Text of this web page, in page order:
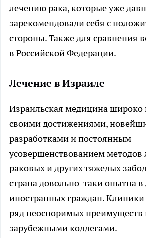
лечению рака, которые уже
зарекомендовали себя с
стороны. Также для сравнения
в Российской Федерации.
Лечение в Израиле
Израильская медицина широко
своими достижениями,
разработками и постоянным
усовершенствованием методов
раковых и других тяжелых
страна довольно-таки опытна
иностранных граждан.
ряд неоспоримых преимуществ
зарубежными коллегами.